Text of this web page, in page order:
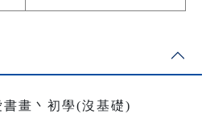
畫丶初學(沒基礎)